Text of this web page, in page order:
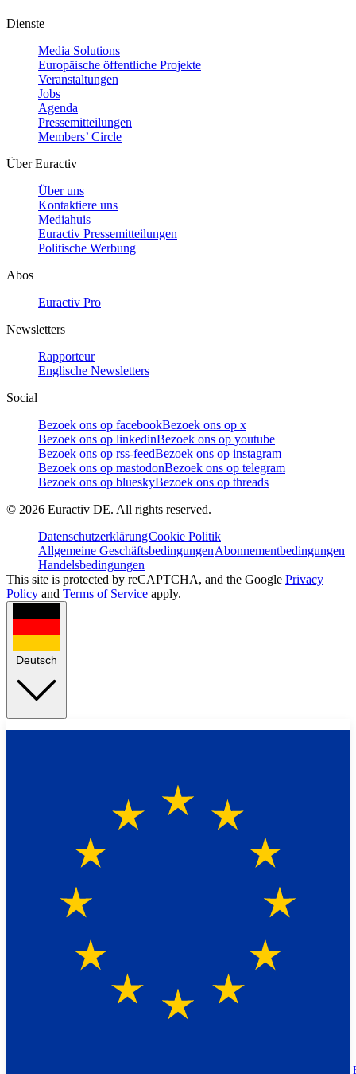
Dienste
Media Solutions
Europäische öffentliche Projekte
Veranstaltungen
Jobs
Agenda
Pressemitteilungen
Members’ Circle
Über Euractiv
Über uns
Kontaktiere uns
Mediahuis
Euractiv Pressemitteilungen
Politische Werbung
Abos
Euractiv Pro
Newsletters
Rapporteur
Englische Newsletters
Social
Bezoek ons op facebookBezoek ons op x
Bezoek ons op linkedinBezoek ons op youtube
Bezoek ons op rss-feedBezoek ons op instagram
Bezoek ons op mastodonBezoek ons op telegram
Bezoek ons op blueskyBezoek ons op threads
© 2026 Euractiv DE. All rights reserved.
DatenschutzerklärungCookie Politik
Allgemeine GeschäftsbedingungenAbonnementbedingungen
Handelsbedingungen
This site is protected by reCAPTCHA, and the Google Privacy
Policy and Terms of Service apply.
Deutsch